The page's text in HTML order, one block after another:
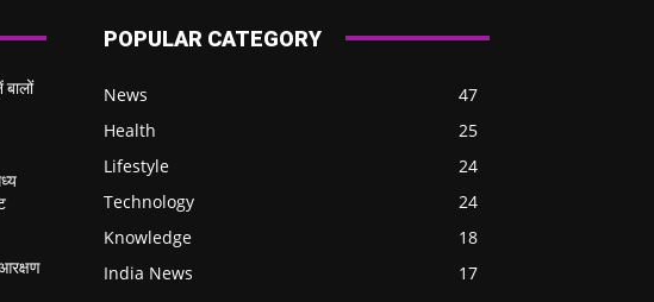
बालों
POPULAR CATEGORY
News
47
Health
25
Lifestyle
24
Technology
24
Knowledge
18
India News
17